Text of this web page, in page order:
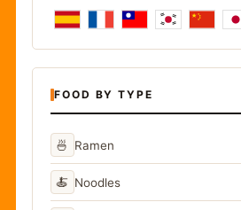
FOOD BY TYPE
🍜 Ramen
🍝 Noodles